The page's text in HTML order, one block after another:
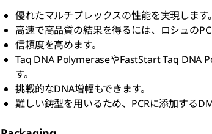
優れたマルチプレックスの性能を実現します。
高速で高品質の結果を得るには、ロシュの
信頼度を高めます。
Taq DNA PolymeraseやFastStart Taq DNA
す。
挑戦的なDNA増幅もできます。
難しい鋳型を用いるため、PCRに添加する